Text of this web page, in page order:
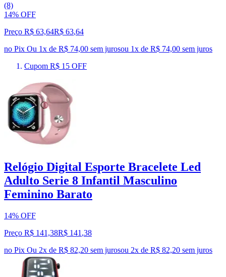
(8)
14% OFF
Preço R$ 63,64R$ 63,64
no Pix Ou 1x de R$ 74,00 sem jurosou 1x de R$ 74,00 sem juros
Cupom R$ 15 OFF
Relógio Digital Esporte Bracelete Led
Adulto Serie 8 Infantil Masculino
Feminino Barato
14% OFF
Preço R$ 141,38R$ 141 ,38
no Pix Ou 2x de R$ 82,20 sem jurosou 2x de R$ 82,20 sem juros